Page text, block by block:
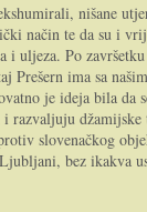
nišane
način te da su i
i uljeza. Po
ima sa
je ideja bila da
razvaljuju
slovenačkog
bez ikakva